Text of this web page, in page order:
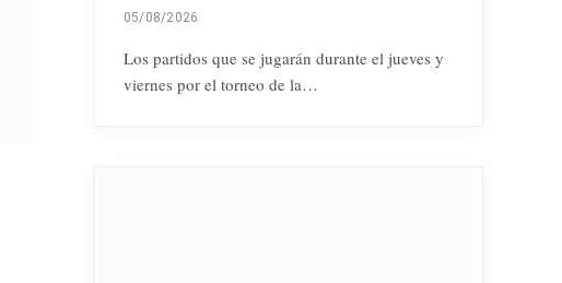
05/08/2026
Los partidos que se jugarán durante el jueves y
viernes por el torneo de la…